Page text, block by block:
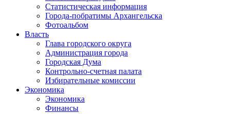
Статистическая информация
Города-побратимы Архангельска
Фотоальбом
Власть
Глава городского округа
Администрация города
Городская Дума
Контрольно-счетная палата
Избирательные комиссии
Экономика
Экономика
Финансы